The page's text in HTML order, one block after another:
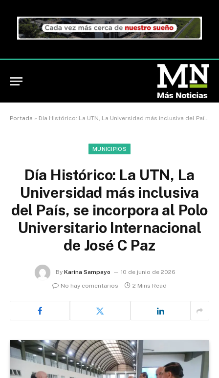
Portada » Día Histórico: La UTN, La Universidad más inclusiva del País, se incorpora al Polo Universitario Internacional de José C Paz
MUNICIPIOS
Día Histórico: La UTN, La
Universidad más inclusiva
del País, se incorpora al Polo
Universitario Internacional
de José C Paz
By Karina Sampayo
10 de junio de 2026
No hay comentarios
2 Mins Read